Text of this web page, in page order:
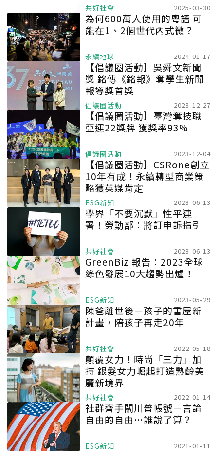
共好社會 2025-03-30
為何600萬人使用的粵語 可
能在1、2個世代內式微？
永續地球 2024-01-17
【倡議圈活動】吳舜文新聞
獎 銘傳《銘報》奪學生新聞
報導獎首獎
倡議圈活動 2023-12-27
【倡議圈活動】臺灣奪技職
亞運22獎牌 獲獎率93%
倡議圈活動 2023-12-04
【倡議圈活動】CSRone創立
10年有成！永續轉型商業策
略獲英媒肯定
ESG新知 2023-06-13
學界「不要沉默」性平連
署！勞動部：將訂申訴指引
共好社會 2023-06-13
GreenBiz 報告：2023全球
綠色發展10大趨勢出爐！
ESG新知 2023-05-29
陳爸離世後－孩子的書屋新
計畫，陪孩子再走20年
共好社會 2022-05-18
顛覆女力！時尚「三力」加
持 銀髮女力崛起打造熟齡美
麗新境界
共好社會 2022-01-14
社群齊手關川普帳號－言論
自由的自由…誰說了算？
ESG新知 2021-01-11